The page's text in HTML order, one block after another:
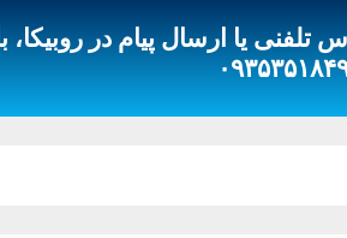
یا ارسال پیام در روبیکا، با